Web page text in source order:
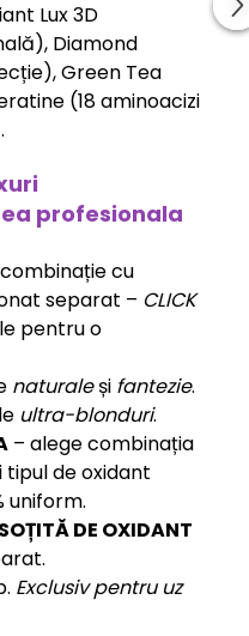
Lux 3D
Diamond
Green Tea
(18 aminoacizi
profesionala
cu
separat – CLICK
pentru o
naturaleși fantezie.
ultra-blonduri.
– alege combinația
de oxidant
uniform.
DE OXIDANT
Exclusiv pentru uz